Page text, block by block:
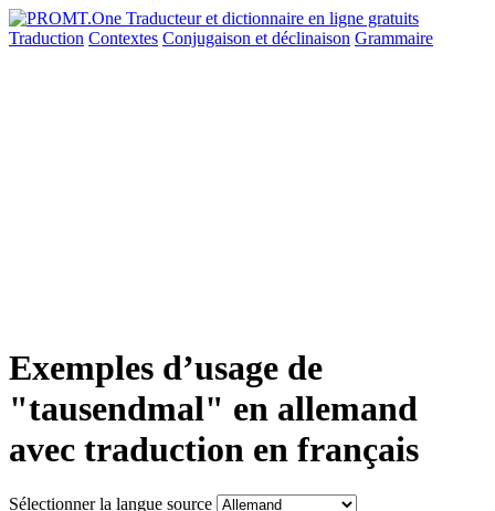
Traduction Contextes Conjugaison et déclinaison Grammaire
Exemples d’usage de
"tausendmal" en allemand
avec traduction en français
Sélectionner la langue source